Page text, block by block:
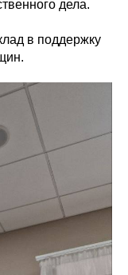
дела.
в поддержку